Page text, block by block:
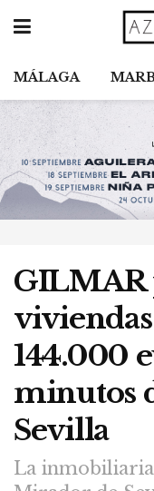
MÁLAGA
GILMAR
144.000
minutos
Sevilla
La